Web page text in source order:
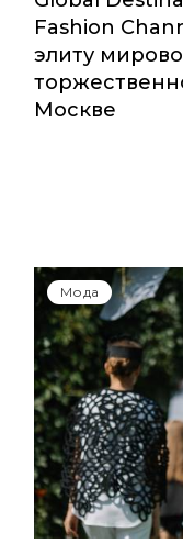
Fashion
элиту
Москве
Мода